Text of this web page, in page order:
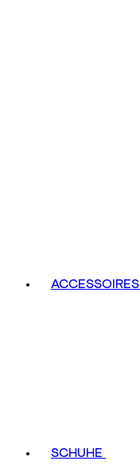
ACCESSOIRES
SCHUHE